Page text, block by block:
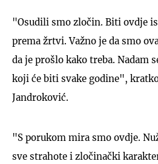
"Osudili smo zločin. Biti ovdje
prema žrtvi. Važno je da smo
da je prošlo kako treba. Nadam
koji će biti svake godine",
Jandroković.
"S porukom mira smo ovdje.
sve strahote i zločinački